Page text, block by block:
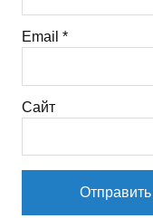
Email *
Сайт